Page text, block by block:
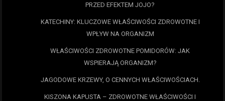
PRZED EFEKTEM JOJO?
KATECHINY: KLUCZOWE WŁAŚCIWOŚCI ZDROWOTNE I
WPŁYW NA ORGANIZM
WŁAŚCIWOŚCI ZDROWOTNE POMIDORÓW: JAK
WSPIERAJĄ ORGANIZM?
JAGODOWE KRZEWY, O CENNYCH WŁAŚCIWOŚCIACH.
KISZONA KAPUSTA – ZDROWOTNE WŁAŚCIWOŚCI I